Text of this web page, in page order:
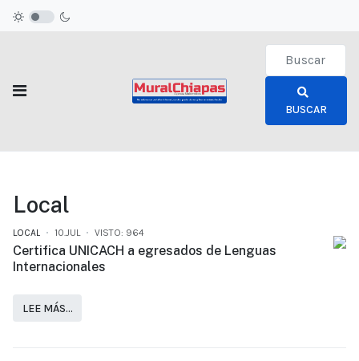
Type 2 or
BUSCAR
Local
LOCAL 10.JUL VISTO: 964
Certifica UNICACH a egresados de Lenguas
Internacionales
LEE MÁS…